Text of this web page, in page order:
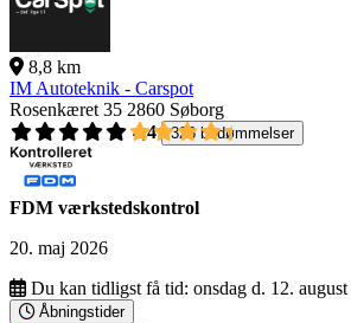
8,8 km
IM Autoteknik - Carspot
Rosenkæret 35 2860 Søborg
4,4
326 bedømmelser
FDM værkstedskontrol
20. maj 2026
Du kan tidligst få tid: onsdag d. 12. august
Åbningstider